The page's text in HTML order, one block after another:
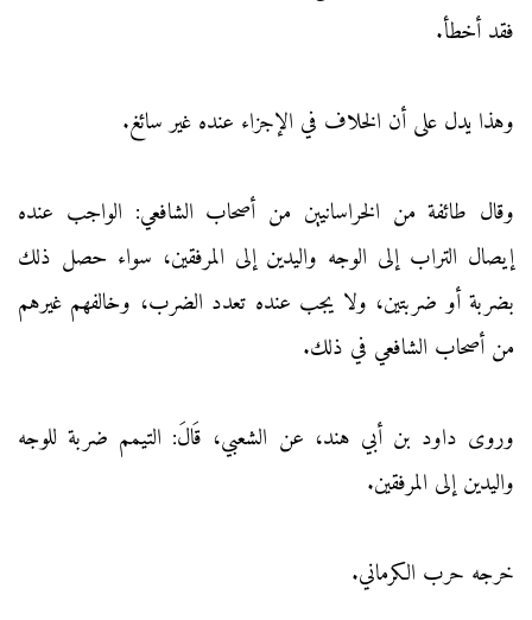
فقد أخطأ.
وهذا يدل على أن الخلاف في الإجزاء عنده غير سائغ.
وقال طائفة من الخراسانيين من أصحاب الشافعي: الواجب عنده
إيصال التراب إلى الوجه واليدين إلى المرفقين، سواء حصل ذلك
بضربة أو ضربتين، ولا يجب عنده تعدد الضرب، وخالفهم غيرهم
من أصحاب الشافعي في ذلك.
وروى داود بن أبي هند، عن الشعبي، قَالَ: التيمم ضربة للوجه
واليدين إلى المرفقين.
خرجه حرب الكرماني.